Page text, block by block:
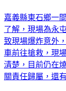
嘉義縣東石鄉一
了解，現場為永
致現場爆炸意外
車前往搶救，現
清楚，目前仍在
關責任歸屬，還